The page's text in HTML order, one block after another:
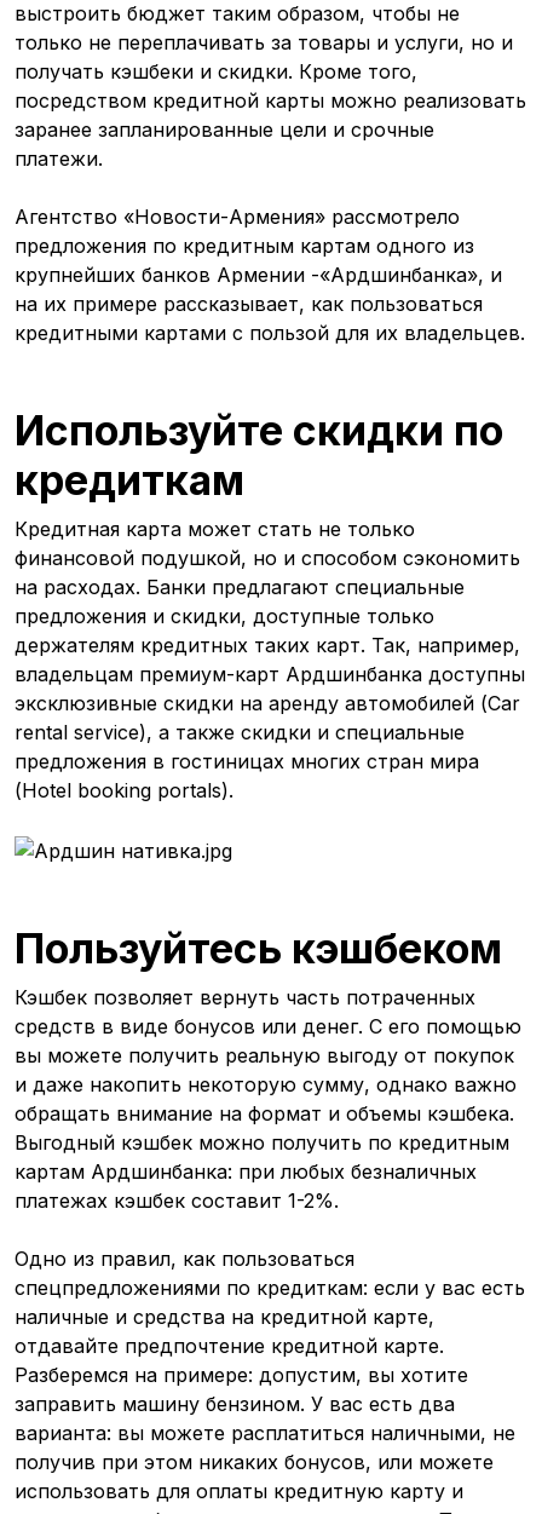
выстроить бюджет таким образом, чтобы не
только не переплачивать за товары и услуги, но и
получать кэшбеки и скидки. Кроме того,
посредством кредитной карты можно реализовать
заранее запланированные цели и срочные
платежи.
Агентство «Новости-Армения» рассмотрело
предложения по кредитным картам одного из
крупнейших банков Армении -«Ардшинбанка», и
на их примере рассказывает, как пользоваться
кредитными картами с пользой для их владельцев.
Используйте скидки по
кредиткам
Кредитная карта может стать не только
финансовой подушкой, но и способом сэкономить
на расходах. Банки предлагают специальные
предложения и скидки, доступные только
держателям кредитных таких карт. Так, например,
владельцам премиум-карт Ардшинбанка доступны
эксклюзивные скидки на аренду автомобилей (Car
rental service), а также скидки и специальные
предложения в гостиницах многих стран мира
(Hotel booking portals).
Пользуйтесь кэшбеком
Кэшбек позволяет вернуть часть потраченных
средств в виде бонусов или денег. С его помощью
вы можете получить реальную выгоду от покупок
и даже накопить некоторую сумму, однако важно
обращать внимание на формат и объемы кэшбека.
Выгодный кэшбек можно получить по кредитным
картам Ардшинбанка: при любых безналичных
платежах кэшбек составит 1-2%.
Одно из правил, как пользоваться
спецпредложениями по кредиткам: если у вас есть
наличные и средства на кредитной карте,
отдавайте предпочтение кредитной карте.
Разберемся на примере: допустим, вы хотите
заправить машину бензином. У вас есть два
варианта: вы можете расплатиться наличными, не
получив при этом никаких бонусов, или можете
использовать для оплаты кредитную карту и